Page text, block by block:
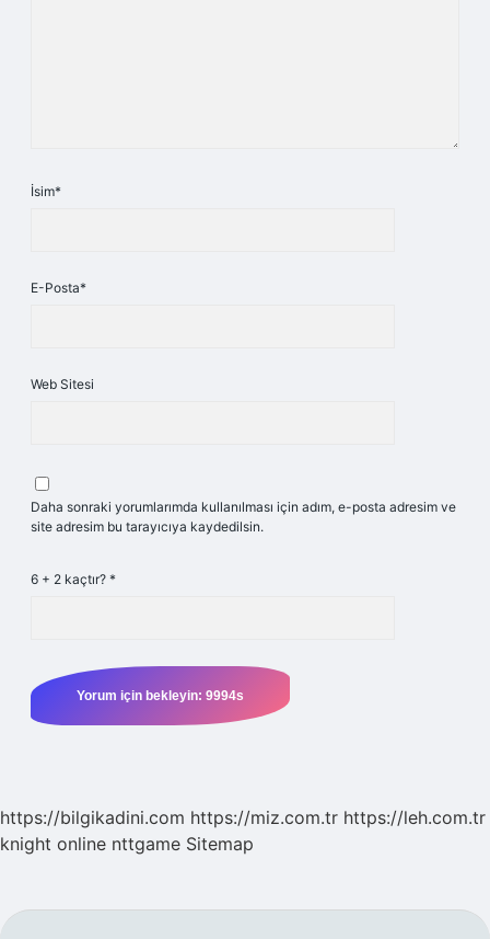
İsim*
E-Posta*
Web Sitesi
Daha sonraki yorumlarımda kullanılması için adım, e-posta adresim ve
site adresim bu tarayıcıya kaydedilsin.
6 + 2 kaçtır? *
https://bilgikadini.com https://miz.com.tr https://leh.com.tr
knight online nttgame Sitemap